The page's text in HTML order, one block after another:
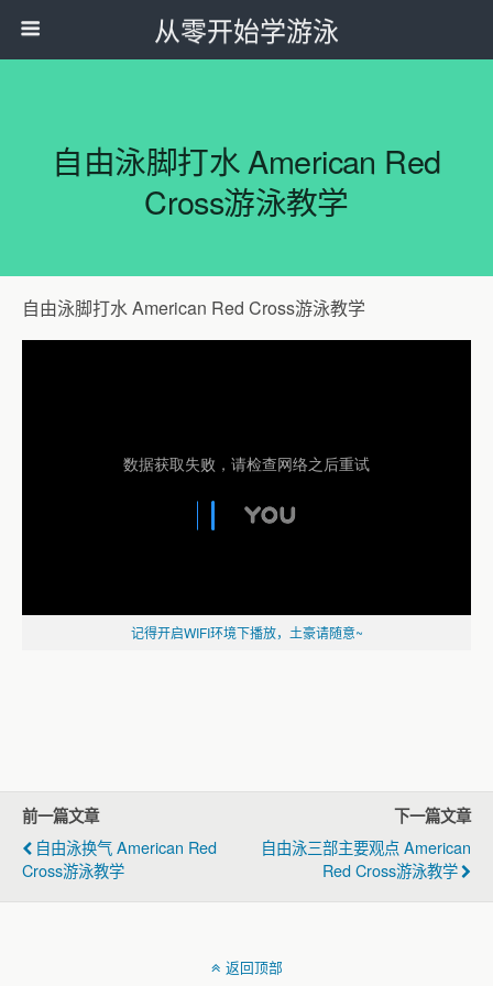
从零开始学游泳
自由泳脚打水 American Red
Cross游泳教学
自由泳脚打水 American Red Cross游泳教学
记得开启WIFI环境下播放，土豪请随意~
前一篇文章
自由泳换气 American Red
Cross游泳教学
下一篇文章
自由泳三部主要观点 American
Red Cross游泳教学
返回顶部